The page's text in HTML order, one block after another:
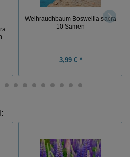
Weihrauchbaum Boswellia sacra
10 Samen
3,99 € *